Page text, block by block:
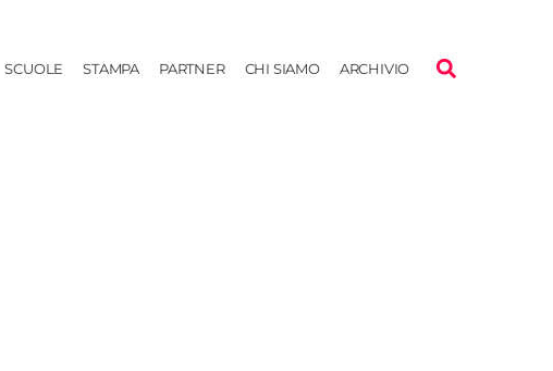
SCUOLE STAMPA PARTNER CHI SIAMO ARCHIVIO